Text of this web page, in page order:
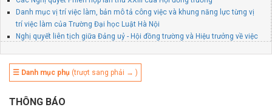
Danh mục vị trí việc làm, bản mô tả công việc và khung năng lực từng vị
trí việc làm của Trường Đại học Luật Hà Nội
Nghị quyết liên tịch giữa Đảng uỷ - Hội đồng trường và Hiệu trưởng về việc
☰ Danh mục phụ (trượt sang phải → )
THÔNG BÁO